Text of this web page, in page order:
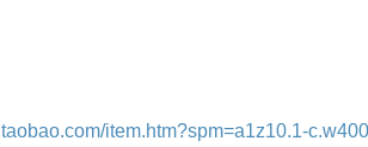
item.htm?spm=a1z10.1-